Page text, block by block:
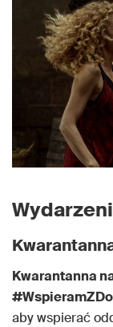
Kwarantanna
aby wspierać